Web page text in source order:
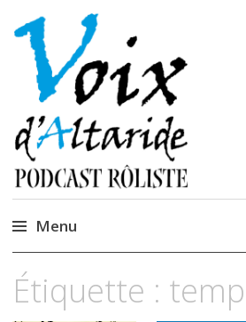
La
Podcastem et Jidèrenses
Menu
au
contenu
Étiquette :